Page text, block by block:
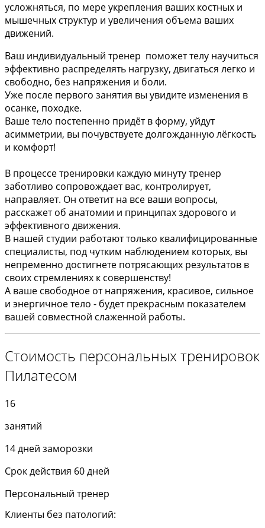
усложняться, по мере укрепления ваших костных и
мышечных структур и увеличения объема ваших
движений.
Ваш индивидуальный тренер поможет телу научиться
эффективно распределять нагрузку, двигаться легко и
свободно, без напряжения и боли.
Уже после первого занятия вы увидите изменения в
осанке, походке.
Ваше тело постепенно придёт в форму, уйдут
асимметрии, вы почувствуете долгожданную лёгкость
и комфорт!
В процессе тренировки каждую минуту тренер
заботливо сопровождает вас, контролирует,
направляет. Он ответит на все ваши вопросы,
расскажет об анатомии и принципах здорового и
эффективного движения.
В нашей студии работают только квалифицированные
специалисты, под чутким наблюдением которых, вы
непременно достигнете потрясающих результатов в
своих стремлениях к совершенству!
А ваше свободное от напряжения, красивое, сильное
и энергичное тело - будет прекрасным показателем
вашей совместной слаженной работы.
Стоимость персональных тренировок
Пилатесом
16
занятий
14 дней заморозки
Срок действия 60 дней
Персональный тренер
Клиенты без патологий: